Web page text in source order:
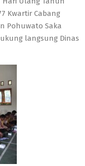
Kwartir Cabang
Pohuwato Saka
langsung Dinas